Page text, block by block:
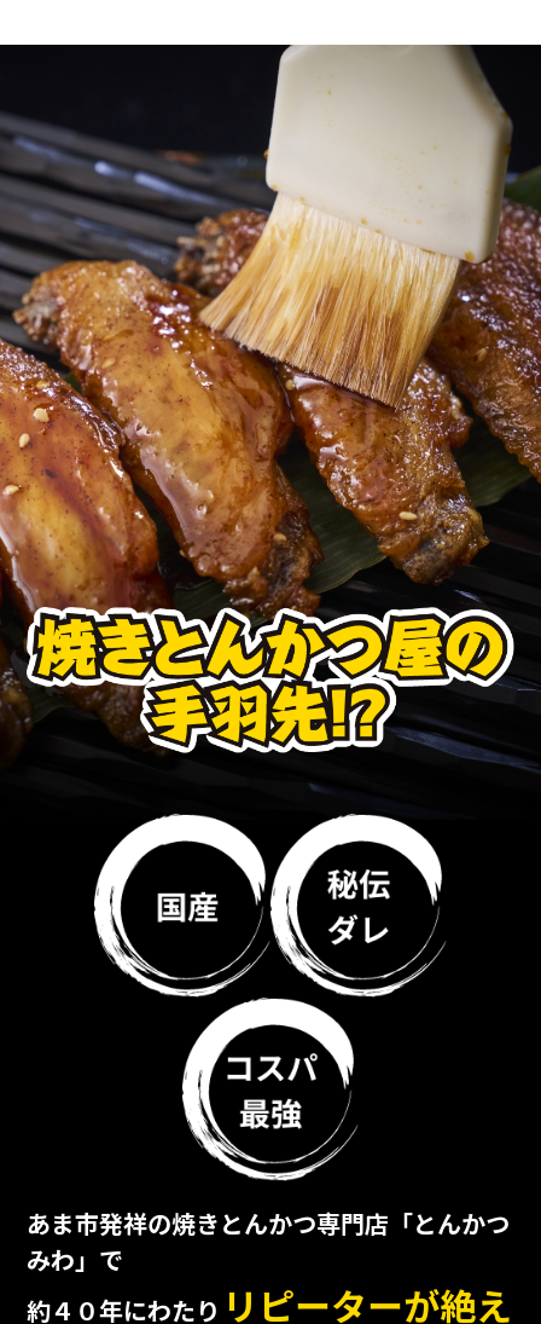
あま市発祥の焼きとんかつ専門店「とんかつ
みわ」で
約４０年にわたり リピーターが絶え